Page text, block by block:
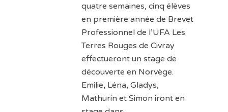
quatre semaines, cinq élèves
en première année de Brevet
Professionnel de l’UFA Les
Terres Rouges de Civray
effectueront un stage de
découverte en Norvège.
Emilie, Léna, Gladys,
Mathurin et Simon iront en